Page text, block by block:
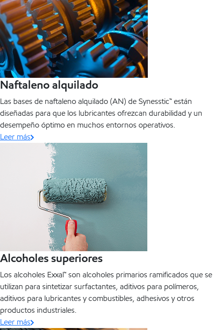
Naftaleno alquilado
Las bases de naftaleno alquilado (AN) de Synesstic™ están
diseñadas para que los lubricantes ofrezcan durabilidad y un
desempeño óptimo en muchos entornos operativos.
Leer más
Alcoholes superiores
Los alcoholes Exxal™ son alcoholes primarios ramificados que se
utilizan para sintetizar surfactantes, aditivos para polímeros,
aditivos para lubricantes y combustibles, adhesivos y otros
productos industriales.
Leer más